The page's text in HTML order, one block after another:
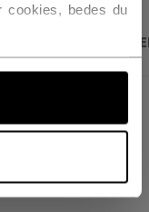
cookies, bedes du